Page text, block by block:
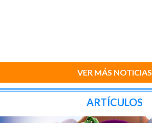
VER MÁS NOTICIAS
ARTÍCULOS